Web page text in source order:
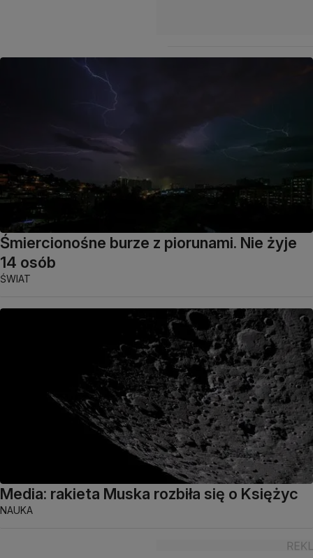
Śmiercionośne burze z piorunami. Nie żyje
14 osób
ŚWIAT
Media: rakieta Muska rozbiła się o Księżyc
NAUKA